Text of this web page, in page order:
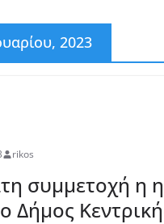
2023
rikos
συμμετοχή η
Δήμος